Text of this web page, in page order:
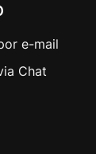
e-mail
Chat